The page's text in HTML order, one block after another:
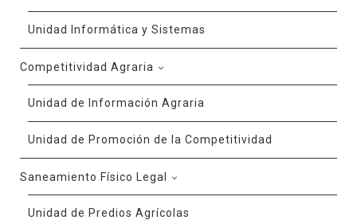
Unidad Informática y Sistemas
Competitividad Agraria
Unidad de Información Agraria
Unidad de Promoción de la Competitividad
Saneamiento Físico Legal
Unidad de Predios Agrícolas